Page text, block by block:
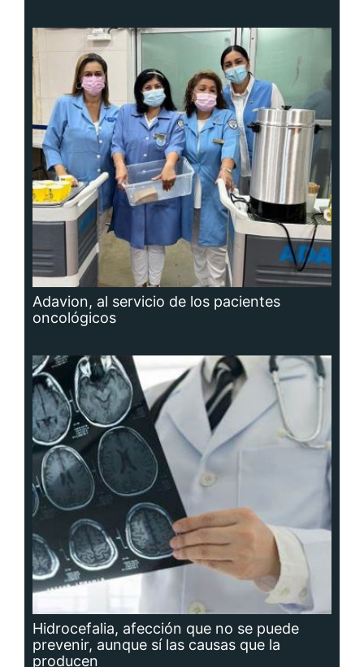
Adavion, al servicio de los pacientes
oncológicos
Hidrocefalia, afección que no se puede
prevenir, aunque sí las causas que la
producen